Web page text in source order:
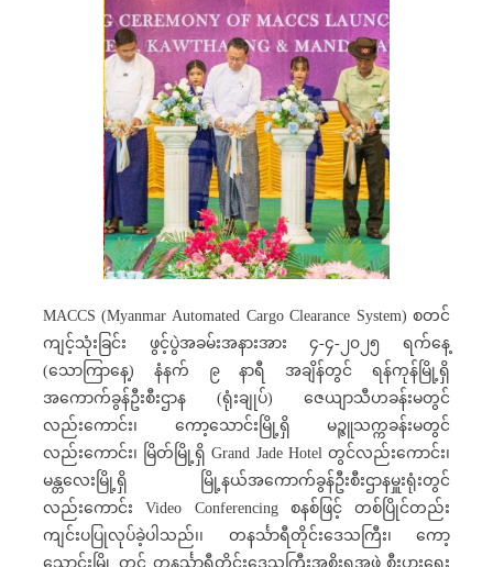
MACCS (Myanmar Automated Cargo Clearance System) စတင်
ကျင့်သုံးခြင်း ဖွင့်ပွဲအခမ်းအနားအား ၄-၄-၂၀၂၅ ရက်နေ့
(သောကြာနေ့) နံနက် ၉ နာရီ အချိန်တွင် ရန်ကုန်မြို့ရှိ
အကောက်ခွန်ဦးစီးဌာန (ရုံးချုပ်) ဇေယျာသီဟခန်းမတွင်
လည်းကောင်း၊ ကော့သောင်းမြို့ရှိ မဉ္ဇူသက္ကခန်းမတွင်
လည်းကောင်း၊ မြိတ်မြို့ရှိ Grand Jade Hotel တွင်လည်းကောင်း၊
မန္တလေးမြို့ရှိ မြို့နယ်အကောက်ခွန်ဦးစီးဌာနမှူးရုံးတွင်
လည်းကောင်း Video Conferencing စနစ်ဖြင့် တစ်ပြိုင်တည်း
ကျင်းပပြုလုပ်ခဲ့ပါသည်၊၊ တနင်္သာရီတိုင်းဒေသကြီး၊ ကော့
သောင်းမြို့ တွင် တနင်္သာရီတိုင်းဒေသကြီးအစိုးရအဖွဲ့ စီးပွားရေး